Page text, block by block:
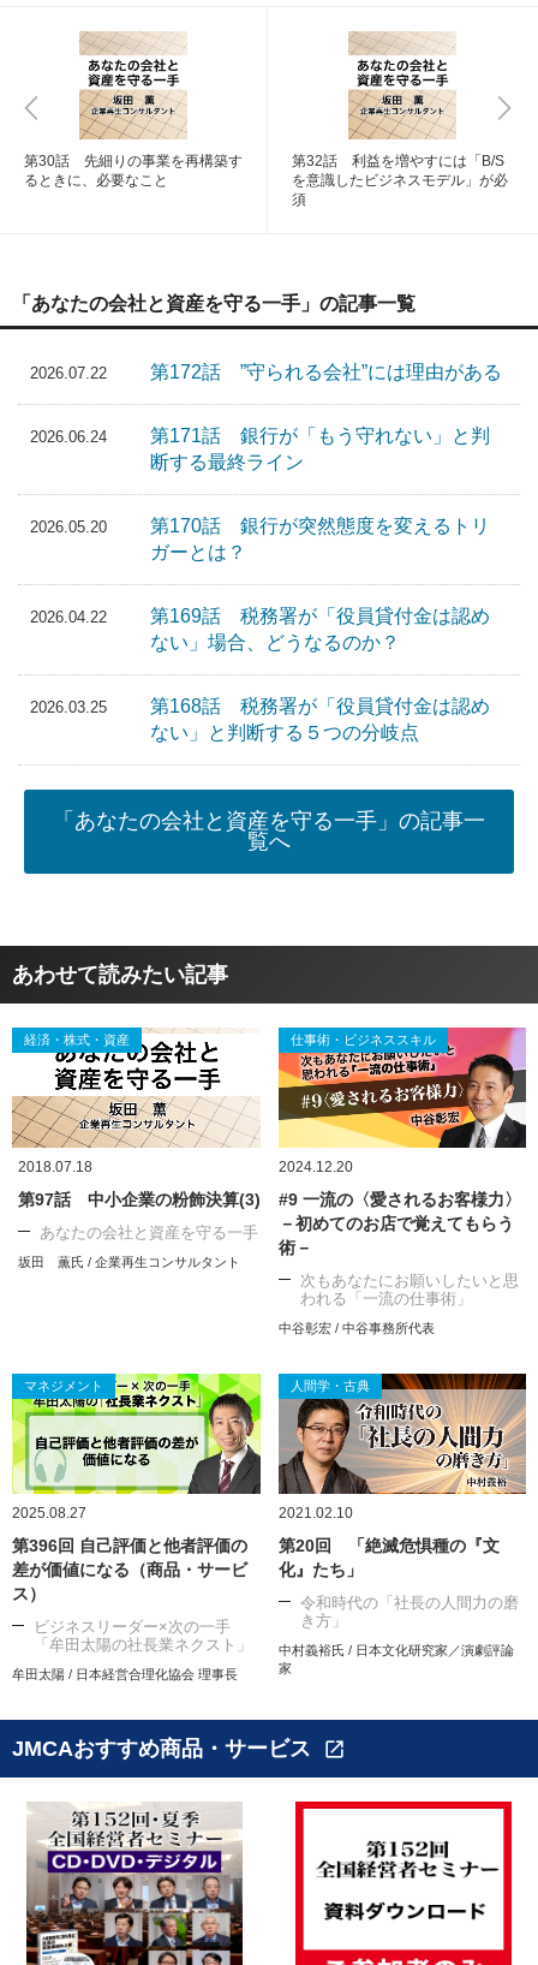
第30話 先細りの事業を再構築す
るときに、必要なこと
第32話 利益を増やすには「B/S
を意識したビジネスモデル」が必
須
「あなたの会社と資産を守る一手」の記事一覧
2026.07.22 第172話 ”守られる会社”には理由がある
2026.06.24
第171話 銀行が「もう守れない」と判
断する最終ライン
2026.05.20
第170話 銀行が突然態度を変えるトリ
ガーとは？
2026.04.22
第169話 税務署が「役員貸付金は認め
ない」場合、どうなるのか？
2026.03.25
第168話 税務署が「役員貸付金は認め
ない」と判断する５つの分岐点
「あなたの会社と資産を守る一手」の記事一
覧へ
あわせて読みたい記事
経済・株式・資産
2018.07.18
第97話 中小企業の粉飾決算(3)
あなたの会社と資産を守る一手
坂田 薫氏 / 企業再生コンサルタント
仕事術・ビジネススキル
2024.12.20
#9 一流の〈愛されるお客様力〉
－初めてのお店で覚えてもらう
術－
次もあなたにお願いしたいと思
われる「一流の仕事術」
中谷彰宏 / 中谷事務所代表
マネジメント
2025.08.27
第396回 自己評価と他者評価の
差が価値になる（商品・サービ
ス）
ビジネスリーダー×次の一手
「牟田太陽の社長業ネクスト」
牟田太陽 / 日本経営合理化協会 理事長
人間学・古典
2021.02.10
第20回 「絶滅危惧種の『文
化』たち」
令和時代の「社長の人間力の磨
き方」
中村義裕氏 / 日本文化研究家／演劇評論
家
JMCAおすすめ商品・サービス open_in_new